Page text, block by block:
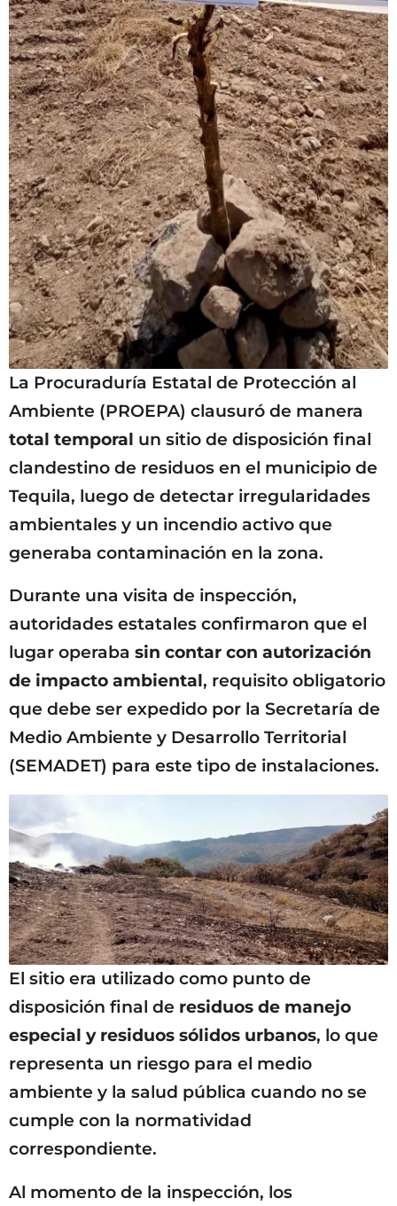
La Procuraduría Estatal de Protección al
Ambiente (PROEPA) clausuró de manera
total temporal un sitio de disposición final
clandestino de residuos en el municipio de
Tequila, luego de detectar irregularidades
ambientales y un incendio activo que
generaba contaminación en la zona.
Durante una visita de inspección,
autoridades estatales confirmaron que el
lugar operaba sin contar con autorización
de impacto ambiental, requisito obligatorio
que debe ser expedido por la Secretaría de
Medio Ambiente y Desarrollo Territorial
(SEMADET) para este tipo de instalaciones.
El sitio era utilizado como punto de
disposición final de residuos de manejo
especial y residuos sólidos urbanos, lo que
representa un riesgo para el medio
ambiente y la salud pública cuando no se
cumple con la normatividad
correspondiente.
Al momento de la inspección, los